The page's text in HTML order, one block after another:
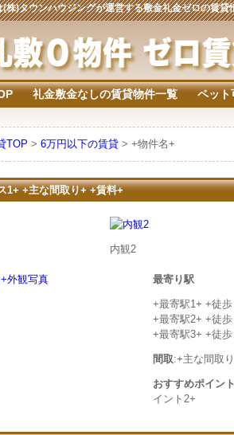
株)タウンハウジングが運営する敷金礼金ゼロの賃貸
礼金敷金なしの賃貸物件一覧 ペット
TOP > 6万円以下の賃貸 > +物件名+
1+ +主な間取り+ +賃料+
内観2
最寄り駅
+最寄駅1+ +徒
+最寄駅2+ +徒
+最寄駅3+ +徒
間取:+主な間取
おすすめポイン
イント2+